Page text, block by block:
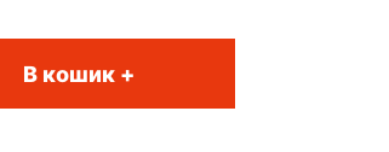
В кошик +